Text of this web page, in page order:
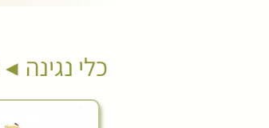
כלי נגינה